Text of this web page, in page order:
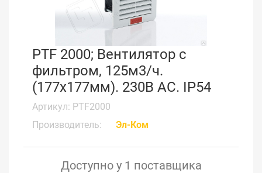
PTF 2000; Вентилятор с
фильтром, 125м3/ч.
(177x177мм). 230В АС. IP54
Артикул: PTF2000
Производитель:
Эл-Ком
Доступно у 1 поставщика